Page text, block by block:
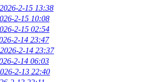
2026-2-15 13:38
2-15 10:08
2-15 02:54
2-14 23:47
2026-2-14 23:37
2-14 06:03
2-13 22:40